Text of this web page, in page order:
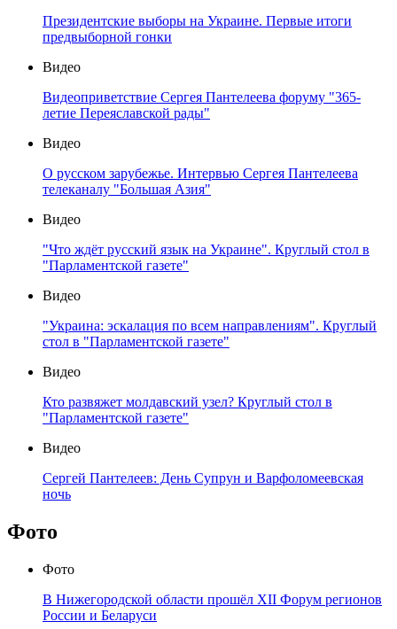
Президентские выборы на Украине. Первые итоги
предвыборной гонки
Видео
Видеоприветствие Сергея Пантелеева форуму "365-
летие Переяславской рады"
Видео
О русском зарубежье. Интервью Сергея Пантелеева
телеканалу "Большая Азия"
Видео
"Что ждёт русский язык на Украине". Круглый стол в
"Парламентской газете"
Видео
"Украина: эскалация по всем направлениям". Круглый
стол в "Парламентской газете"
Видео
Кто развяжет молдавский узел? Круглый стол в
"Парламентской газете"
Видео
Сергей Пантелеев: День Супрун и Варфоломеевская
ночь
Фото
Фото
В Нижегородской области прошёл XII Форум регионов
России и Беларуси